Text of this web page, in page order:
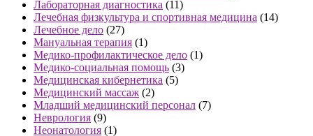
Лабораторная диагностика (11)
Лечебная физкультура и спортивная медицина (14)
Лечебное дело (27)
Мануальная терапия (1)
Медико-профилактическое дело (1)
Медико-социальная помощь (3)
Медицинская кибернетика (5)
Медицинский массаж (2)
Младший медицинский персонал (7)
Неврология (9)
Неонатология (1)